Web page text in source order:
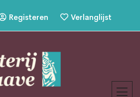
Registeren Verlanglijst